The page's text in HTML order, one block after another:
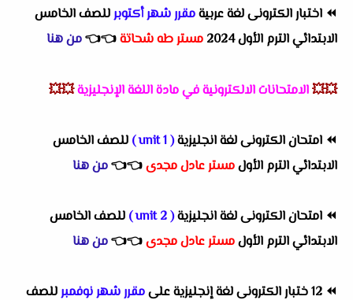
⏪ اختبار الكترونى لغة عربيةمقرر شهر أكتوبرللصف الخامس
الابتدائي الترم الأول 2024
مستر طه شحاتة👈
👈من هنا
💥💥الامتحانات الالكترونية في مادة اللغة الإنجليزية💥💥
⏪ امتحان الكترونى لغة انجليزية( unit 1 )
للصف الخامس
الابتدائي الترم الأولمستر عادل مجدى👈
👈من هنا
⏪ امتحان الكترونى لغة انجليزية( unit 2 )
للصف الخامس
الابتدائي الترم الأولمستر عادل مجدى👈
👈من هنا
⏪ 12 ختبار الكترونى لغة إنجليزية على مقرر شهر نوفمبرللصف